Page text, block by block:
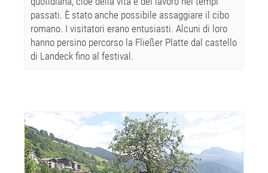
passati. È stato anche possibile assaggiare il cibo
romano. I visitatori erano entusiasti. Alcuni di loro
hanno persino percorso la Fließer Platte dal castello
di Landeck fino al festival.